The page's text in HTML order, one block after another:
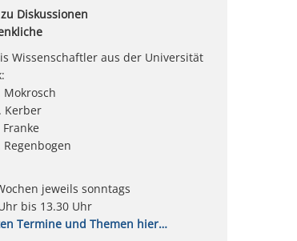
Diskussionen
Wissenschaftler aus der Universität
Mokrosch
Kerber
Franke
Regenbogen
jeweils sonntags
bis 13.30 Uhr
Termine und Themen hier…